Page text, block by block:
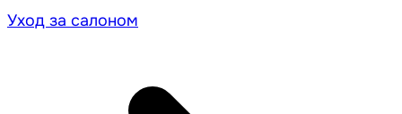
Уход за салоном